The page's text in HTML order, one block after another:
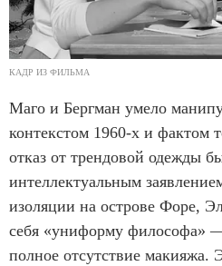
КАДР ИЗ ФИЛЬМА
Маго и Бергман умело
контекстом 1960-х и фактом
отказ от трендовой одежды
интеллектуальным
изоляции на острове Форе,
себя «униформу философа»
полное отсутствие макияжа.